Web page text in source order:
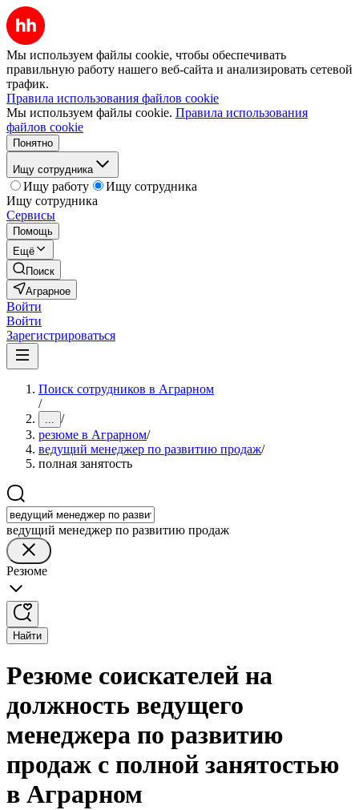
Мы используем файлы cookie, чтобы обеспечивать
правильную работу нашего веб-сайта и анализировать сетевой
трафик.
Правила использования файлов cookie
Мы используем файлы cookie. Правила использования
файлов cookie
Понятно
Ищу сотрудника
Ищу работу
Ищу сотрудника
Ищу сотрудника
Сервисы
Помощь
Ещё
Поиск
Аграрное
Войти
Войти
Зарегистрироваться
Поиск сотрудников в Аграрном
/
... /
резюме в Аграрном/
ведущий менеджер по развитию продаж/
полная занятость
ведущий менеджер по развитию продаж
Резюме
Найти
Резюме соискателей на
должность ведущего
менеджера по развитию
продаж с полной занятостью
в Аграрном